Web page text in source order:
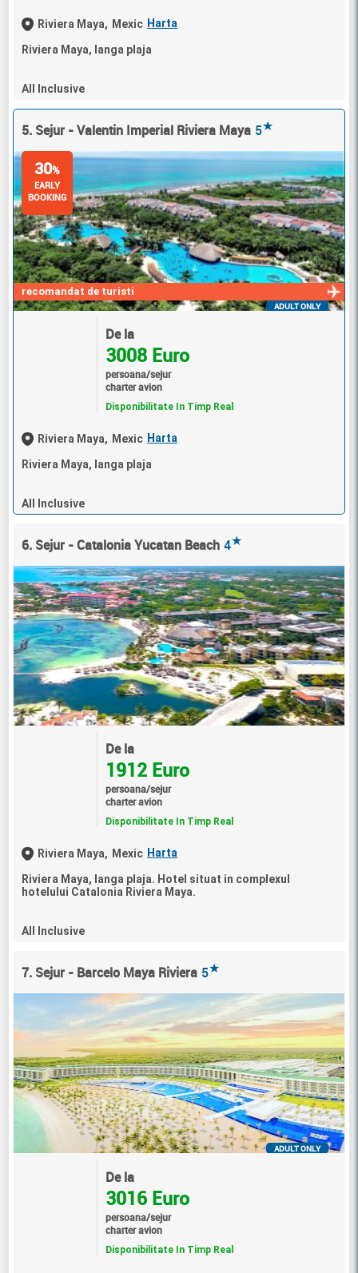
Riviera Maya, Mexic Harta
Riviera Maya, langa plaja
All Inclusive
5. Sejur - Valentin Imperial Riviera Maya 5★
recomandat de turisti
30%
EARLY
BOOKING
ADULT ONLY
De la
3008 Euro
persoana/sejur
charter avion
Disponibilitate In Timp Real
Riviera Maya, Mexic Harta
Riviera Maya, langa plaja
All Inclusive
6. Sejur - Catalonia Yucatan Beach 4★
De la
1912 Euro
persoana/sejur
charter avion
Disponibilitate In Timp Real
Riviera Maya, Mexic Harta
Riviera Maya, langa plaja. Hotel situat in complexul
hotelului Catalonia Riviera Maya.
All Inclusive
7. Sejur - Barcelo Maya Riviera 5★
ADULT ONLY
De la
3016 Euro
persoana/sejur
charter avion
Disponibilitate In Timp Real